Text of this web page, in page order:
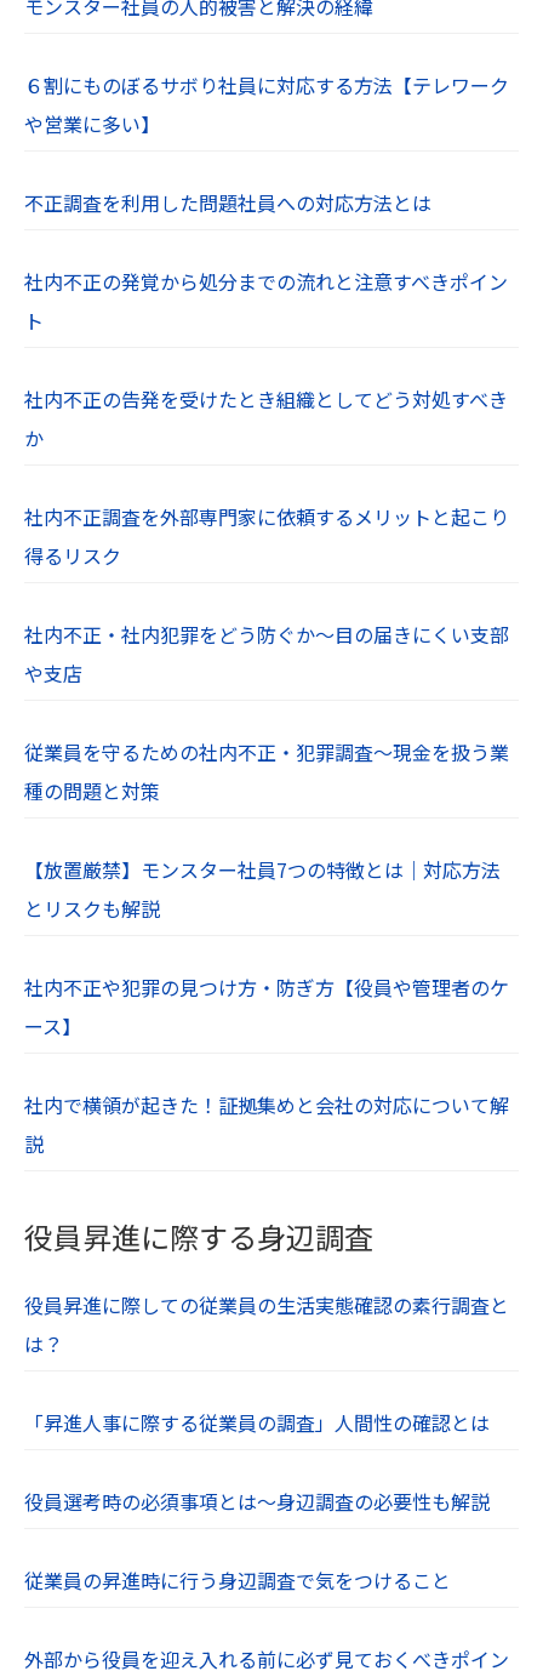
モンスター社員の人的被害と解決の経緯
６割にものぼるサボり社員に対応する方法【テレワーク
や営業に多い】
不正調査を利用した問題社員への対応方法とは
社内不正の発覚から処分までの流れと注意すべきポイン
ト
社内不正の告発を受けたとき組織としてどう対処すべき
か
社内不正調査を外部専門家に依頼するメリットと起こり
得るリスク
社内不正・社内犯罪をどう防ぐか～目の届きにくい支部
や支店
従業員を守るための社内不正・犯罪調査～現金を扱う業
種の問題と対策
【放置厳禁】モンスター社員7つの特徴とは｜対応方法
とリスクも解説
社内不正や犯罪の見つけ方・防ぎ方【役員や管理者のケ
ース】
社内で横領が起きた！証拠集めと会社の対応について解
説
役員昇進に際する身辺調査
役員昇進に際しての従業員の生活実態確認の素行調査と
は？
「昇進人事に際する従業員の調査」人間性の確認とは
役員選考時の必須事項とは～身辺調査の必要性も解説
従業員の昇進時に行う身辺調査で気をつけること
外部から役員を迎え入れる前に必ず見ておくべきポイン